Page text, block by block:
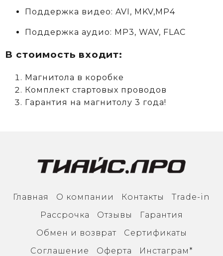
Поддержка видео: AVI, MKV,MP4
Поддержка аудио: MP3, WAV, FLAC
В стоимость входит:
Магнитола в коробке
Комплект стартовых проводов
Гарантия на магнитолу 3 года!
Главная О компании Контакты
Trade-in
Рассрочка
Отзывы
Гарантия
Обмен и возврат
Сертификаты
Соглашение
Оферта
Инcтаграм*